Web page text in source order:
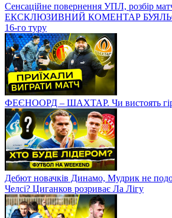
Сенсаційне повернення УПЛ, розбір
ЕКСКЛЮЗИВНИЙ КОМЕНТАР
16-го туру
ФЕЄНООРД – ШАХТАР. Чи вистоять
Дебют новачків Динамо, Мудрик не
Челсі? Циганков розриває Ла Лігу